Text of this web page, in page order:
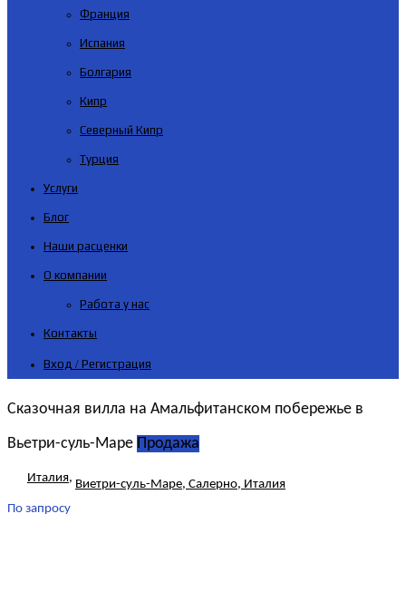
Франция
Испания
Болгария
Кипр
Северный Кипр
Турция
Услуги
Блог
Наши расценки
О компании
Работа у нас
Контакты
Вход / Регистрация
Сказочная вилла на Амальфитанском побережье в
Вьетри-суль-Маре Продажа
Италия, Виетри-суль-Маре, Салерно, Италия
По запросу